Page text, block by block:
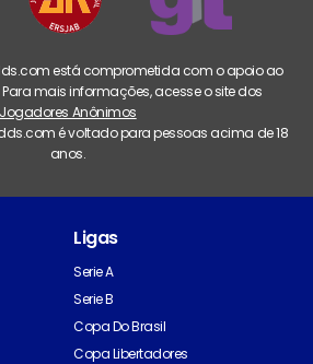
está comprometida com o apoio ao
mais informações, acesse o site dos
Jogadores Anônimos
é voltado para pessoas acima de 18
anos.
Ligas
Serie A
Serie B
Copa Do Brasil
Copa Libertadores